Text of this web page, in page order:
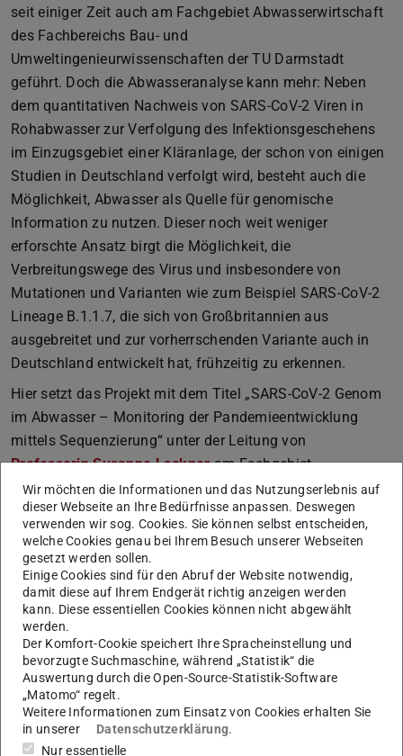
seit einiger Zeit auch am Fachgebiet Abwasserwirtschaft
des Fachbereichs Bau- und
Umweltingenieurwissenschaften der TU Darmstadt
geführt. Doch die Abwasseranalyse kann mehr: Neben
dem quantitativen Nachweis von SARS-CoV-2 Viren in
Rohabwasser zur Verfolgung des Infektionsgeschehens
im Einzugsgebiet einer Kläranlage, der schon von einigen
Studien in Deutschland verfolgt wird, besteht auch die
Möglichkeit, Abwasser als Quelle für genomische
Information zu nutzen. Dieser noch weit weniger
erforschte Ansatz birgt die Möglichkeit, die
Verbreitungswege des Virus und insbesondere von
Mutationen und Varianten wie zum Beispiel SARS-CoV-2
Lineage B.1.1.7, die sich von Großbritannien aus
ausgebreitet und zur vorherrschenden Variante auch in
Deutschland entwickelt hat, frühzeitig zu erkennen.
Hier setzt das Projekt mit dem Titel „SARS-CoV-2 Genom
im Abwasser – Monitoring der Pandemieentwicklung
mittels Sequenzierung“ unter der Leitung von
Professorin Susanne Lackneram Fachgebiet
Abwasserwirtschaft der TU Darmstadt an. In
Zusammenarbeit mit der Emschergenossenschaft,
Deutschlands ältestem Wasserwirtschaftsverband, sollen
Messverfahren und Konzepte entwickelt werden, um über
die nächsten Monate und Jahre Mutationen oder
Varianten und deren Ausbreitung möglichst großflächig
über Abwasseranalytik zu erfassen. Das Projekt erforscht
das Potential von Abwasser als Informationsquelle für die
Verfolgung des epidemiologischen Geschehens über den
gezielten Nachweis von Mutationen und Virusvarianten
(Genomsequenzierung). Um solche Untersuchungen in
Abwasser schnell und zuverlässig durchführen zu können,
Wir möchten die Informationen und das Nutzungserlebnis auf
dieser Webseite an Ihre Bedürfnisse anpassen. Deswegen
verwenden wir sog. Cookies. Sie können selbst entscheiden,
welche Cookies genau bei Ihrem Besuch unserer Webseiten
gesetzt werden sollen.
Einige Cookies sind für den Abruf der Website notwendig,
damit diese auf Ihrem Endgerät richtig anzeigen werden
kann. Diese essentiellen Cookies können nicht abgewählt
werden.
Der Komfort-Cookie speichert Ihre Spracheinstellung und
bevorzugte Suchmaschine, während „Statistik“ die
Auswertung durch die Open-Source-Statistik-Software
„Matomo“ regelt.
Weitere Informationen zum Einsatz von Cookies erhalten Sie
in unserer
Datenschutzerklärung.
Nur essentielle